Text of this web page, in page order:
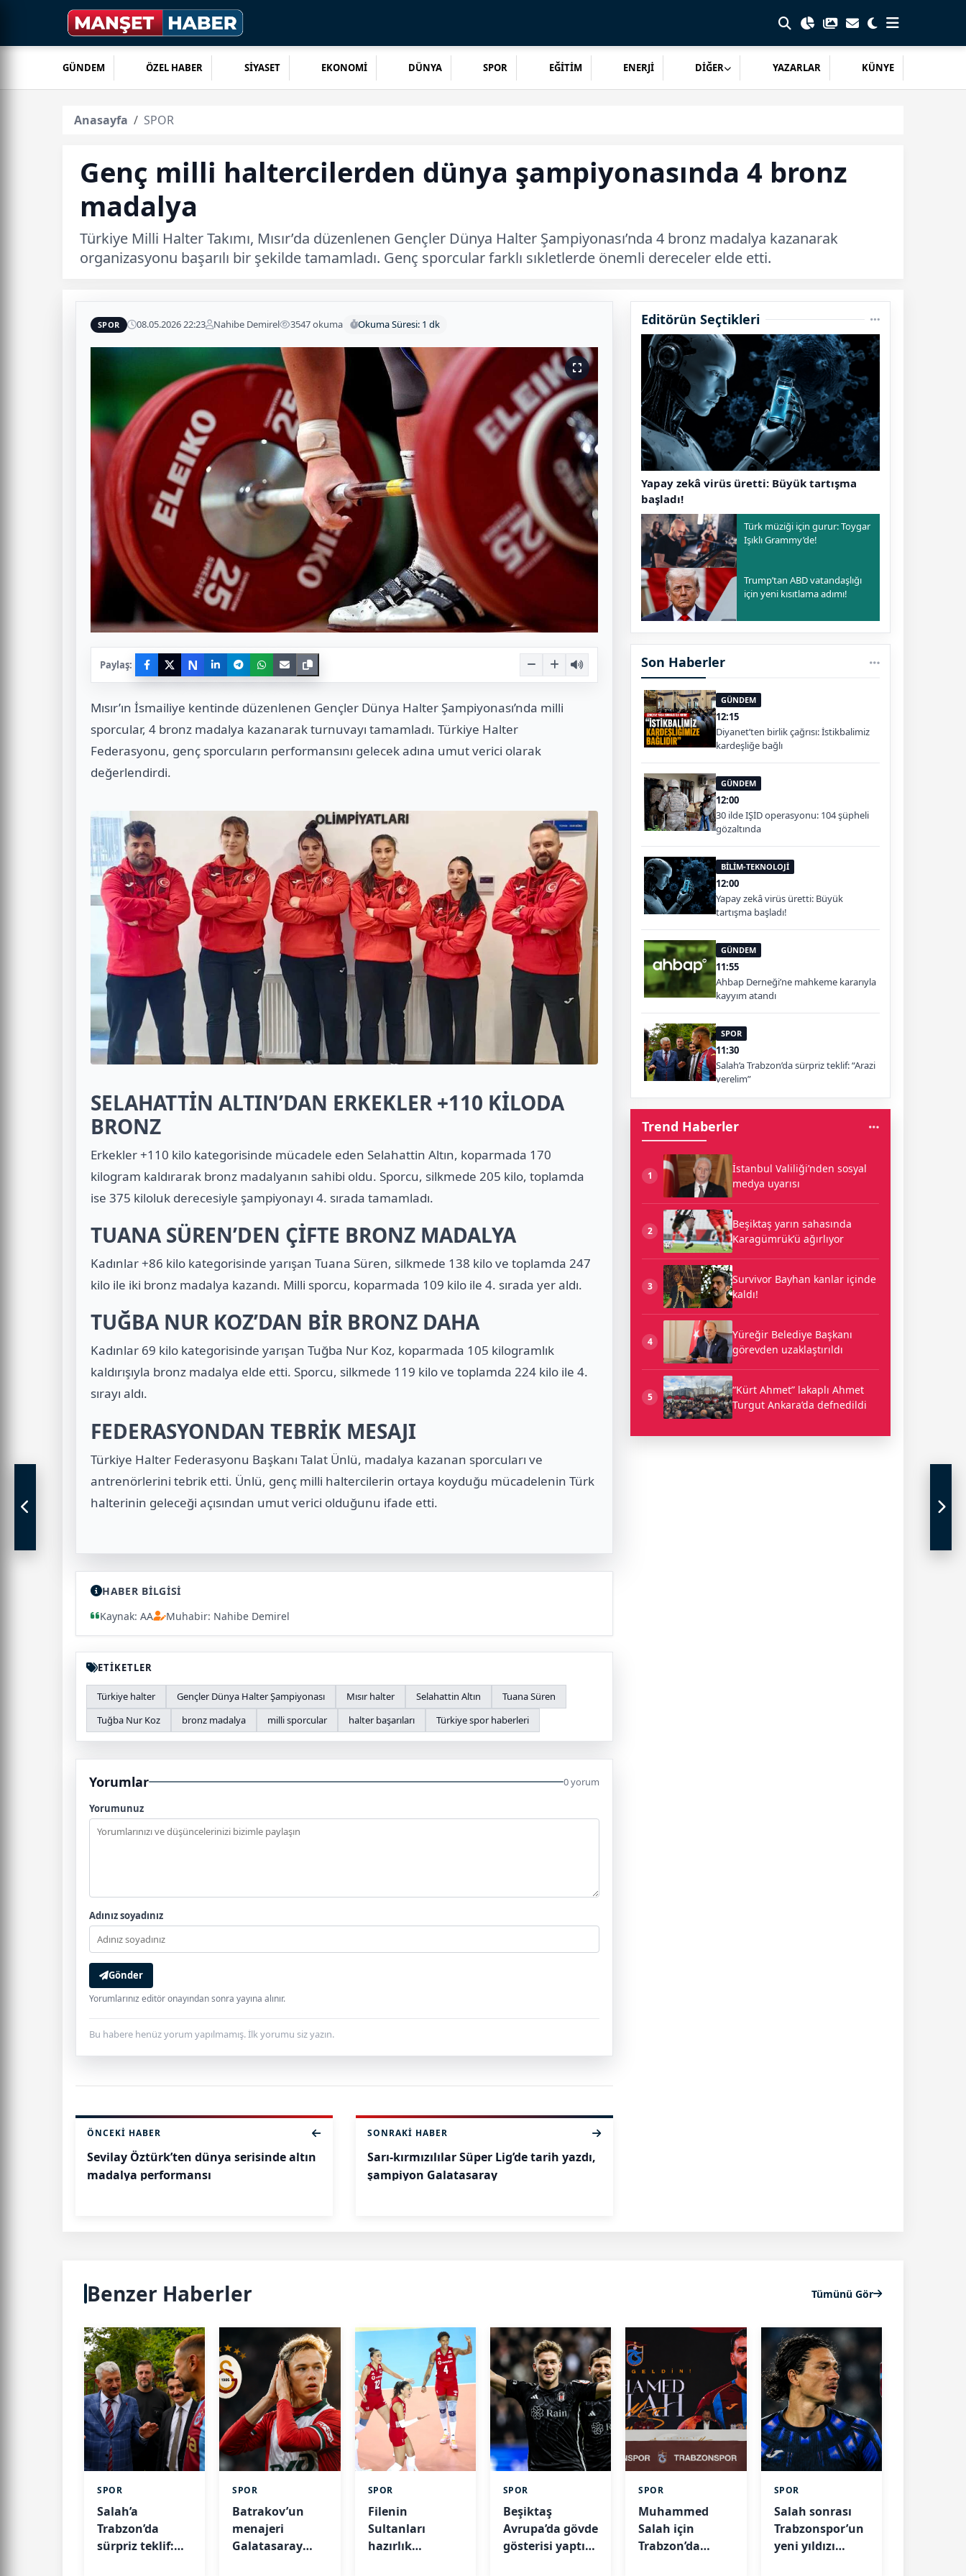
GÜNDEM ÖZEL HABER SİYASET EKONOMİ DÜNYA SPOR EĞİTİM ENERJİ DİĞER YAZARLAR KÜNYE
Anasayfa SPOR
Genç milli haltercilerden dünya şampiyonasında 4 bronz
madalya
Türkiye Milli Halter Takımı, Mısır’da düzenlenen Gençler Dünya Halter Şampiyonası’nda 4 bronz madalya kazanarak
organizasyonu başarılı bir şekilde tamamladı. Genç sporcular farklı sıkletlerde önemli dereceler elde etti.
SPOR 08.05.2026 22:23 Nahibe Demirel 3547 okuma Okuma Süresi: 1 dk
Paylaş: N
Mısır’ın İsmailiye kentinde düzenlenen Gençler Dünya Halter Şampiyonası’nda milli
sporcular, 4 bronz madalya kazanarak turnuvayı tamamladı. Türkiye Halter
Federasyonu, genç sporcuların performansını gelecek adına umut verici olarak
değerlendirdi.
SELAHATTİN ALTIN’DAN ERKEKLER +110 KİLODA
BRONZ
Erkekler +110 kilo kategorisinde mücadele eden Selahattin Altın, koparmada 170
kilogram kaldırarak bronz madalyanın sahibi oldu. Sporcu, silkmede 205 kilo, toplamda
ise 375 kiloluk derecesiyle şampiyonayı 4. sırada tamamladı.
TUANA SÜREN’DEN ÇİFTE BRONZ MADALYA
Kadınlar +86 kilo kategorisinde yarışan Tuana Süren, silkmede 138 kilo ve toplamda 247
kilo ile iki bronz madalya kazandı. Milli sporcu, koparmada 109 kilo ile 4. sırada yer aldı.
TUĞBA NUR KOZ’DAN BİR BRONZ DAHA
Kadınlar 69 kilo kategorisinde yarışan Tuğba Nur Koz, koparmada 105 kilogramlık
kaldırışıyla bronz madalya elde etti. Sporcu, silkmede 119 kilo ve toplamda 224 kilo ile 4.
sırayı aldı.
FEDERASYONDAN TEBRİK MESAJI
Türkiye Halter Federasyonu Başkanı Talat Ünlü, madalya kazanan sporcuları ve
antrenörlerini tebrik etti. Ünlü, genç milli haltercilerin ortaya koyduğu mücadelenin Türk
halterinin geleceği açısından umut verici olduğunu ifade etti.
HABER BİLGİSİ
Kaynak: AA
Muhabir: Nahibe Demirel
ETİKETLER
Türkiye halter Gençler Dünya Halter Şampiyonası Mısır halter Selahattin Altın
Tuana Süren
Tuğba Nur Koz
bronz madalya milli sporcular halter başarıları Türkiye spor haberleri
Yorumlar 0 yorum
Yorumunuz
Adınız soyadınız
Gönder
Yorumlarınız editör onayından sonra yayına alınır.
Bu habere henüz yorum yapılmamış. İlk yorumu siz yazın.
ÖNCEKI HABER
Sevilay Öztürk’ten dünya serisinde altın
madalya performansı
SONRAKI HABER
Sarı-kırmızılılar Süper Lig’de tarih yazdı,
şampiyon Galatasaray
Editörün Seçtikleri
Yapay zekâ virüs üretti: Büyük tartışma
başladı!
Türk müziği için gurur: Toygar
Işıklı Grammy’de!
Trump’tan ABD vatandaşlığı
için yeni kısıtlama adımı!
Son Haberler
GÜNDEM
12:15
Diyanet’ten birlik çağrısı: İstikbalimiz
kardeşliğe bağlı
GÜNDEM
12:00
30 ilde IŞİD operasyonu: 104 şüpheli
gözaltında
BİLİM-TEKNOLOJİ
12:00
Yapay zekâ virüs üretti: Büyük
tartışma başladı!
GÜNDEM
11:55
Ahbap Derneği’ne mahkeme kararıyla
kayyım atandı
SPOR
11:30
Salah’a Trabzon’da sürpriz teklif: “Arazi
verelim”
Trend Haberler
1
İstanbul Valiliği’nden sosyal
medya uyarısı
2
Beşiktaş yarın sahasında
Karagümrük’ü ağırlıyor
3
Survivor Bayhan kanlar içinde
kaldı!
4
Yüreğir Belediye Başkanı
görevden uzaklaştırıldı
5
“Kürt Ahmet” lakaplı Ahmet
Turgut Ankara’da defnedildi
Benzer Haberler Tümünü Gör
SPOR
Salah’a
Trabzon’da
sürpriz teklif:
SPOR
Batrakov’un
menajeri
Galatasaray
SPOR
Filenin
Sultanları
hazırlık
SPOR
Beşiktaş
Avrupa’da gövde
gösterisi yaptı:
SPOR
Muhammed
Salah için
Trabzon’da
SPOR
Salah sonrası
Trabzonspor’un
yeni yıldızı